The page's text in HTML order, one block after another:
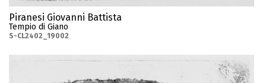
Piranesi Giovanni Battista
Tempio di Giano
S-CL2402_19002